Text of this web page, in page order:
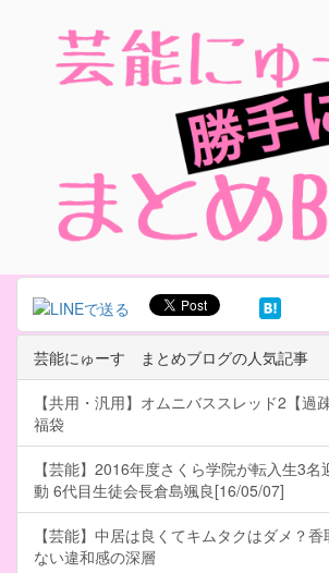
芸能にゅーす まとめブログの人気記事
【共用・汎用】オムニバススレッド2【過
福袋
【芸能】2016年度さくら学院が転入生3
動 6代目生徒会長倉島颯良[16/05/07]
【芸能】中居は良くてキムタクはダメ？
ない違和感の深層